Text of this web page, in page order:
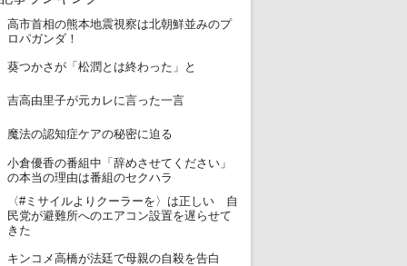
1
高市首相の熊本地震視察は北朝鮮並みのプ
ロパガンダ！
2
葵つかさが「松潤とは終わった」と
3
吉高由里子が元カレに言った一言
4
魔法の認知症ケアの秘密に迫る
5
小倉優香の番組中「辞めさせてください」
の本当の理由は番組のセクハラ
6
〈#ミサイルよりクーラーを〉は正しい 自
民党が避難所へのエアコン設置を遅らせて
きた
7
キンコメ高橋が法廷で母親の自殺を告白